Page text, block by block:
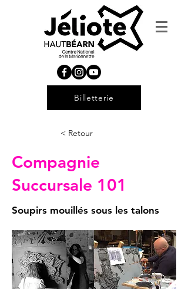
Billetterie
< Retour
Compagnie
Succursale 101
Soupirs mouillés sous les talons